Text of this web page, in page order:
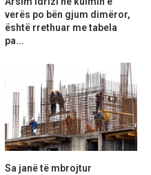
verës po bën gjum dimëror,
është rrethuar me tabela
pa...
Sa janë të mbrojtur